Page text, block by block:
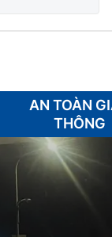
AN TOÀN
THÔNG